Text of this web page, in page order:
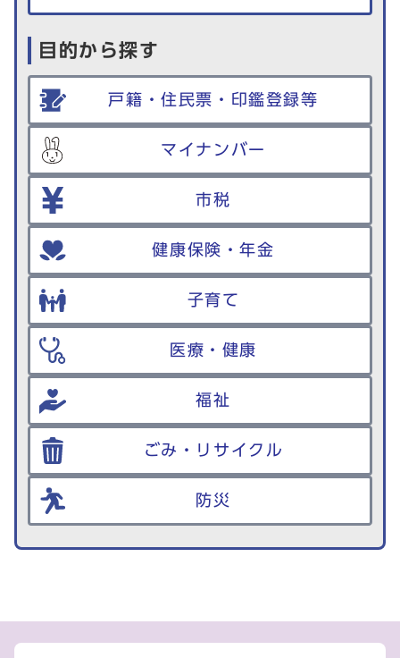
目的から探す
戸籍・住民票・印鑑登録等
マイナンバー
市税
健康保険・年金
子育て
医療・健康
福祉
ごみ・リサイクル
防災